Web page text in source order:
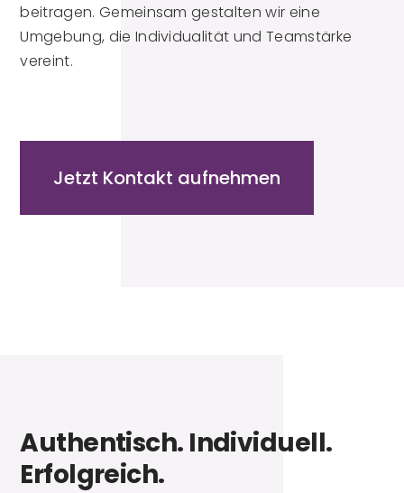
beitragen. Gemeinsam gestalten wir eine
Umgebung, die Individualität und Teamstärke
vereint.
Jetzt Kontakt aufnehmen
Authentisch. Individuell.
Erfolgreich.